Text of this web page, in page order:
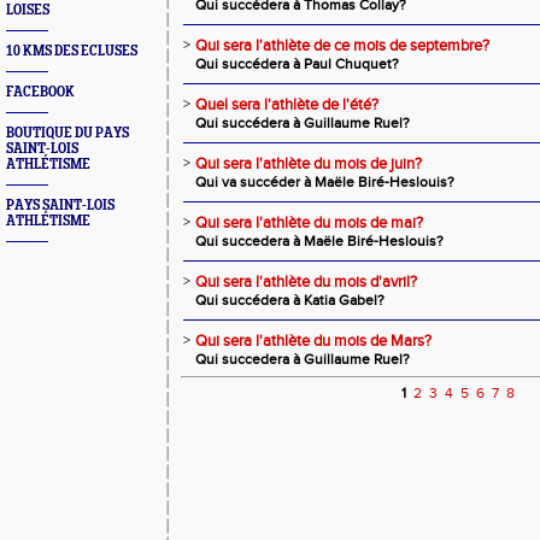
LOISES
10 KMS DES ECLUSES
FACEBOOK
BOUTIQUE DU PAYS
SAINT-LOIS
ATHLÉTISME
PAYS SAINT-LOIS
ATHLÉTISME
Qui succédera à Thomas Collay?
> Qui sera l'athlète de ce mois de septembre?
Qui succédera à Paul Chuquet?
> Quel sera l'athlète de l'été?
Qui succédera à Guillaume Ruel?
> Qui sera l'athlète du mois de juin?
Qui va succéder à Maële Biré-Heslouis?
> Qui sera l'athlète du mois de mai?
Qui succedera à Maële Biré-Heslouis?
> Qui sera l'athlète du mois d'avril?
Qui succédera à Katia Gabel?
> Qui sera l'athlète du mois de Mars?
Qui succedera à Guillaume Ruel?
1 2 3 4 5 6 7 8